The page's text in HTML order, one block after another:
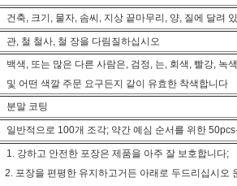
건축, 크기, 물자, 솜씨, 지상 끝마무리, 양, 질에 달려
관, 철 철사, 철 장을 다림질하십시오
백색, 또는 많은 다른 사람은, 검정, 는, 회색, 빨강, 녹
및 어떤 색깔 주문 요구든지 같이 유효한 착색합니다
분말 코팅
일반적으로 100개 조각; 약간 예심 순서를 위한
1. 강하고 안전한 포장은 제품을 아주 잘 보호합니다;
2. 포장을 편평한 유지하고거든 아래로 두드리십시오